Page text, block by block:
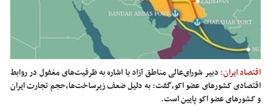
اقتصاد ایران:دبیر شورای‌عالی مناطق آزاد با اشاره به ظرفیت‌های مغفول در روابط
اقتصادی کشورهای عضو اکو،گفت: به دلیل ضعف زیرساخت‌ها،حجم تجارت ایران
و کشورهای عضو اکو پایین است.